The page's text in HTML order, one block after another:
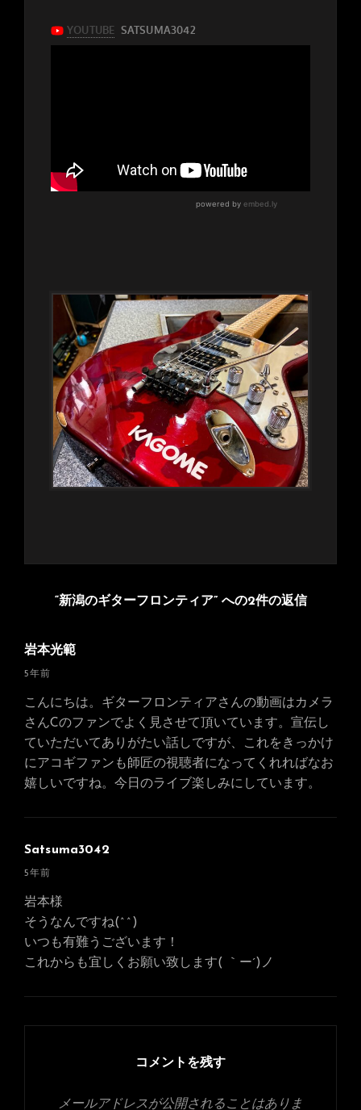
“新潟のギターフロンティア” への2件の返信
岩本光範
さ
の
発
言:
5年前
こんにちは。ギターフロンティアさんの動画はカメラ
さんCのファンでよく見させて頂いています。宣伝し
ていただいてありがたい話しですが、これをきっかけ
にアコギファンも師匠の視聴者になってくれればなお
嬉しいですね。今日のライブ楽しみにしています。
Satsuma3042
さ
の
発
言:
5年前
岩本様
そうなんですね(^^)
いつも有難うございます！
これからも宜しくお願い致します( ｀ー´)ノ
コメントを残す
メールアドレスが公開されることはありま